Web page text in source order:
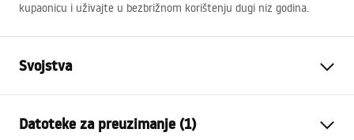
kupaonicu i uživajte u bezbrižnom korištenju dugi niz godina.
Svojstva
Tip sifona
360° rotirajući
Datoteke za preuzimanje (1)